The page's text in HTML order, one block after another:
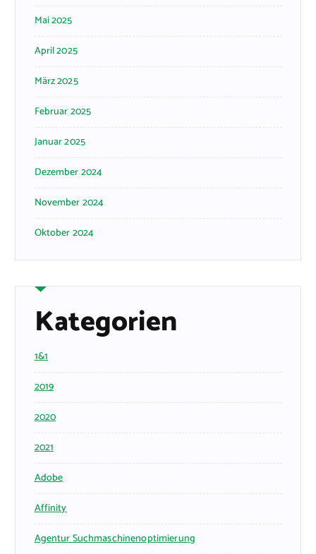
Mai 2025
April 2025
März 2025
Februar 2025
Januar 2025
Dezember 2024
November 2024
Oktober 2024
Kategorien
1&1
2019
2020
2021
Adobe
Affinity
Agentur Suchmaschinenoptimierung